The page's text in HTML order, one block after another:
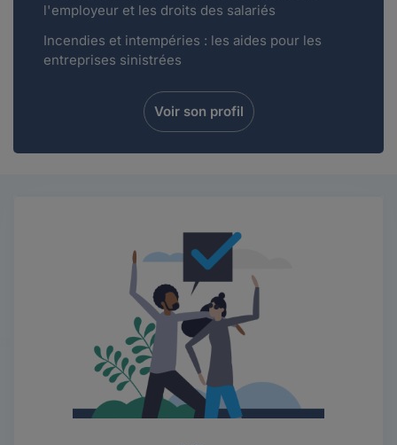
l'employeur et les droits des salariés
Incendies et intempéries : les aides pour les
entreprises sinistrées
Voir son profil